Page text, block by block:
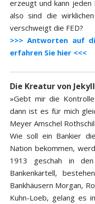
erzeugt und kann
also sind die
verschweigt die FED?
>>> Antworten auf
erfahren Sie hier <<<
Die Kreatur von
»Gebt mir die
dann ist es für mich
Meyer Amschel
Wie soll ein Bankier
Nation bekommen,
1913 geschah in den
Bankenkartell,
Bankhäusern Morgan,
Kuhn-Loeb, gelang es